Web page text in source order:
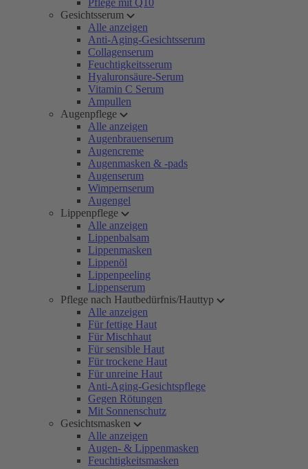
Pflege mit Q10
Gesichtsserum
Alle anzeigen
Anti-Aging-Gesichtsserum
Collagenserum
Feuchtigkeitsserum
Hyaluronsäure-Serum
Vitamin C Serum
Ampullen
Augenpflege
Alle anzeigen
Augenbrauenserum
Augencreme
Augenmasken & -pads
Augenserum
Wimpernserum
Augengel
Lippenpflege
Alle anzeigen
Lippenbalsam
Lippenmasken
Lippenöl
Lippenpeeling
Lippenserum
Pflege nach Hautbedürfnis/Hauttyp
Alle anzeigen
Für fettige Haut
Für Mischhaut
Für sensible Haut
Für trockene Haut
Für unreine Haut
Anti-Aging-Gesichtspflege
Gegen Rötungen
Mit Sonnenschutz
Gesichtsmasken
Alle anzeigen
Augen- & Lippenmasken
Feuchtigkeitsmasken